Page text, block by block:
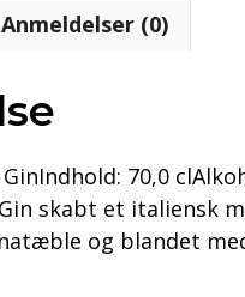
Anmeldelser (0)
70,0
skabt et italiensk
og blandet